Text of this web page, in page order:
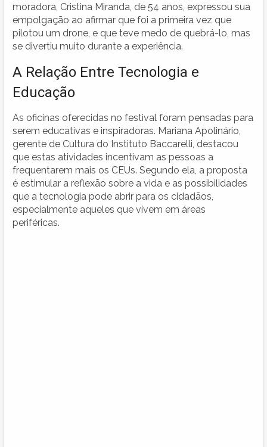
moradora, Cristina Miranda, de 54 anos, expressou sua
empolgação ao afirmar que foi a primeira vez que
pilotou um drone, e que teve medo de quebrá-lo, mas
se divertiu muito durante a experiência.
A Relação Entre Tecnologia e
Educação
As oficinas oferecidas no festival foram pensadas para
serem educativas e inspiradoras. Mariana Apolinário,
gerente de Cultura do Instituto Baccarelli, destacou
que estas atividades incentivam as pessoas a
frequentarem mais os CEUs. Segundo ela, a proposta
é estimular a reflexão sobre a vida e as possibilidades
que a tecnologia pode abrir para os cidadãos,
especialmente aqueles que vivem em áreas
periféricas.